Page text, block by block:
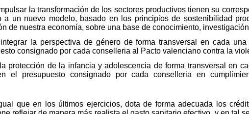
la transformación de los sectores productivos tienen su
a un nuevo modelo, basado en los principios de sostenibilidad
de nuestra economía, sobre una base de conocimiento,
la perspectiva de género de forma transversal en cada
consignado por cada conselleria al Pacto valenciano contra la
protección de la infancia y adolescencia de forma transversal en
el presupuesto consignado por cada conselleria en
que en los últimos ejercicios, dota de forma adecuada los